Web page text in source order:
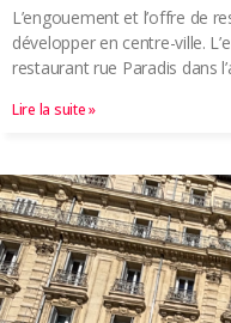
L’engouement et l’offre de
développer en centre-ville.
restaurant rue Paradis dans
Lire la suite »